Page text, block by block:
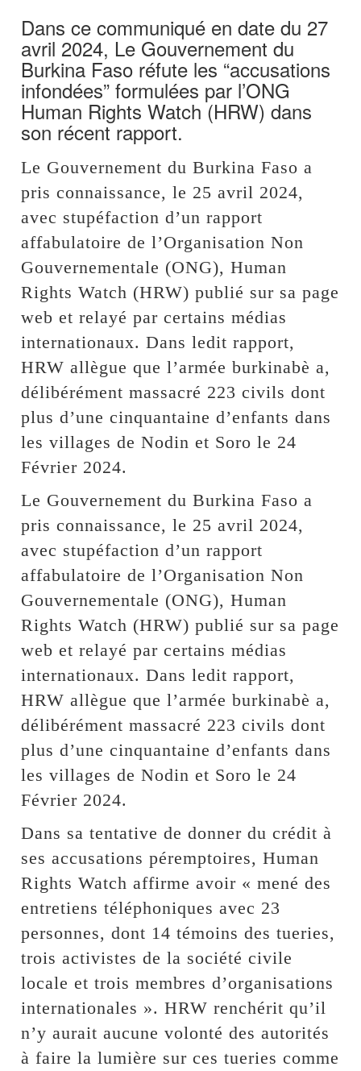
Dans ce communiqué en date du 27
avril 2024, Le Gouvernement du
Burkina Faso réfute les “accusations
infondées” formulées par l’ONG
Human Rights Watch (HRW) dans
son récent rapport.
Le Gouvernement du Burkina Faso a
pris connaissance, le 25 avril 2024,
avec stupéfaction d’un rapport
affabulatoire de l’Organisation Non
Gouvernementale (ONG), Human
Rights Watch (HRW) publié sur sa page
web et relayé par certains médias
internationaux. Dans ledit rapport,
HRW allègue que l’armée burkinabè a,
délibérément massacré 223 civils dont
plus d’une cinquantaine d’enfants dans
les villages de Nodin et Soro le 24
Février 2024.
Le Gouvernement du Burkina Faso a
pris connaissance, le 25 avril 2024,
avec stupéfaction d’un rapport
affabulatoire de l’Organisation Non
Gouvernementale (ONG), Human
Rights Watch (HRW) publié sur sa page
web et relayé par certains médias
internationaux. Dans ledit rapport,
HRW allègue que l’armée burkinabè a,
délibérément massacré 223 civils dont
plus d’une cinquantaine d’enfants dans
les villages de Nodin et Soro le 24
Février 2024.
Dans sa tentative de donner du crédit à
ses accusations péremptoires, Human
Rights Watch affirme avoir « mené des
entretiens téléphoniques avec 23
personnes, dont 14 témoins des tueries,
trois activistes de la société civile
locale et trois membres d’organisations
internationales ». HRW renchérit qu’il
n’y aurait aucune volonté des autorités
à faire la lumière sur ces tueries comme